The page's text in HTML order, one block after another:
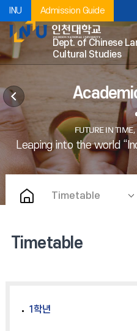
INU Admission Guide
Dept. of Chinese
Cultural Studies
Timetable
Timetable
1학년